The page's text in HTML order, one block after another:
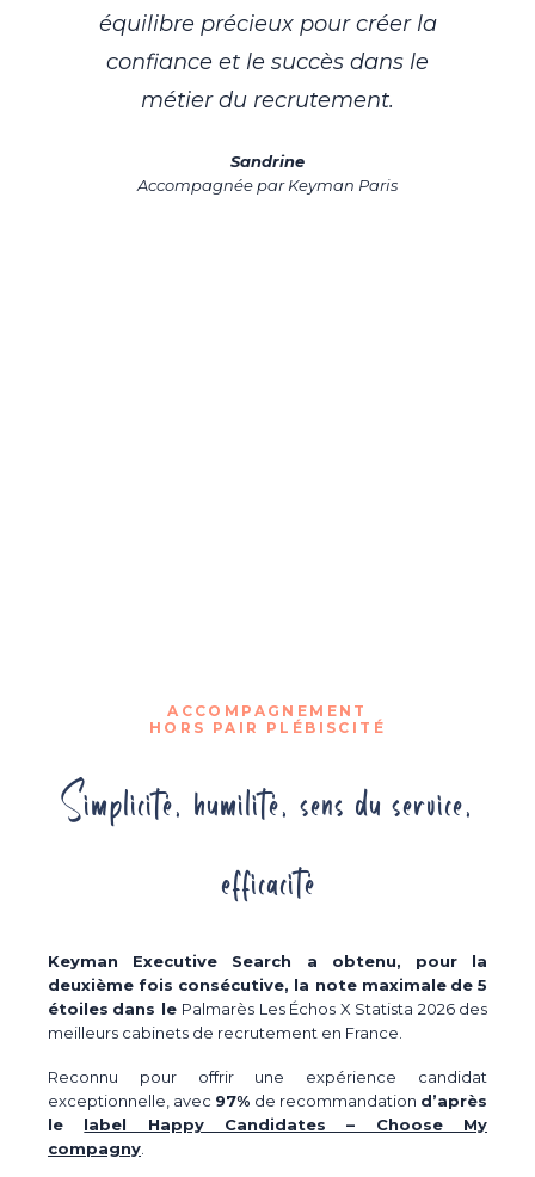
équilibre précieux pour créer la
confiance et le succès dans le
métier du recrutement.
Sandrine
Accompagnée par Keyman Paris
ACCOMPAGNEMENT
HORS PAIR PLÉBISCITÉ
Simplicité, humilité, sens du service,
efficacité
Keyman Executive Search a obtenu, pour la
deuxième fois consécutive, la note maximale de 5
étoiles dans le Palmarès Les Échos X Statista 2026 des
meilleurs cabinets de recrutement en France.
Reconnu pour offrir une expérience candidat
exceptionnelle, avec 97% de recommandation d’après
le label Happy Candidates – Choose My
compagny